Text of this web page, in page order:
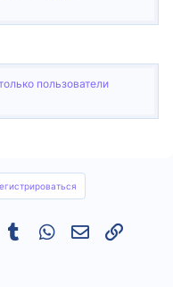
пользователи
Tumblr WhatsAppСсылка